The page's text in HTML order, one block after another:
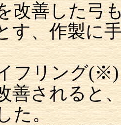
善した弓
す、作製に
フリング
善されると
た。